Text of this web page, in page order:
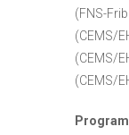
(FNS-
(CEMS/
(CEMS/
(CEMS/